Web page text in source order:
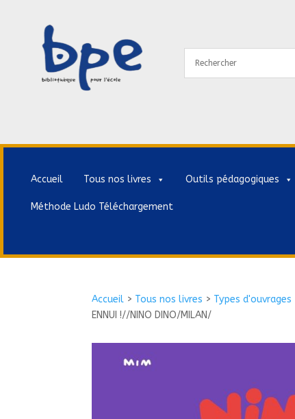
Accueil Tous nos livres Outils pédagogiques
Méthode Ludo Téléchargement
Accueil > Tous nos livres > Types d'ouvrages
ENNUI !//NINO DINO/MILAN/